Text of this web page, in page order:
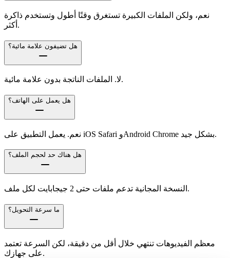
نعم، ولكن الملفات الكبيرة تستغرق وقتًا أطول وتستخدم ذاكرة
أكثر.
هل تضيفون علامة مائية؟
لا. الملفات الناتجة بدون علامة مائية.
هل يعمل على الهاتف؟
نعم. يعمل التطبيق على iOS Safari وAndroid Chrome بشكل جيد.
هل هناك حد لحجم الملف؟
النسخة المجانية تدعم ملفات حتى 2 جيجابايت لكل ملف.
ما سرعة التحويل؟
معظم الفيديوهات تنتهي خلال أقل من دقيقة، لكن السرعة تعتمد
على جهازك.